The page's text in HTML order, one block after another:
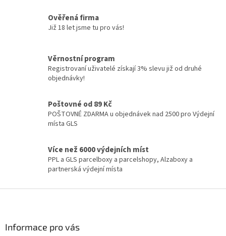
Ověřená firma
Již 18 let jsme tu pro vás!
Věrnostní program
Registrovaní uživatelé získají 3% slevu již od druhé
objednávky!
Poštovné od 89 Kč
POŠTOVNÉ ZDARMA u objednávek nad 2500 pro Výdejní
místa GLS
Více než 6000 výdejních míst
PPL a GLS parcelboxy a parcelshopy, Alzaboxy a
partnerská výdejní místa
Informace pro vás